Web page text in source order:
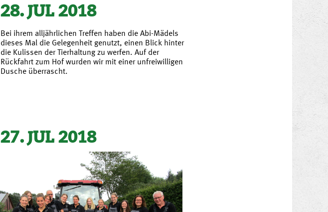
28. JUL 2018
Bei ihrem alljährlichen Treffen haben die Abi-Mädels
dieses Mal die Gelegenheit genutzt, einen Blick hinter
die Kulissen der Tierhaltung zu werfen. Auf der
Rückfahrt zum Hof wurden wir mit einer unfreiwilligen
Dusche überrascht.
27. JUL 2018